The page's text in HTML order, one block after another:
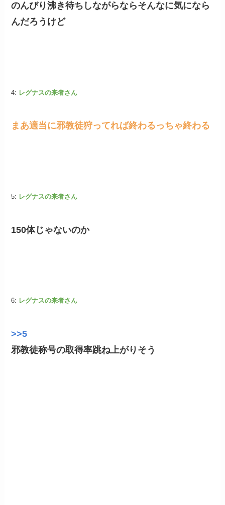
のんびり沸き待ちしながらならそんなに気になら
んだろうけど
4: レグナスの来者さん
まあ適当に邪教徒狩ってれば終わるっちゃ終わる
5: レグナスの来者さん
150体じゃないのか
6: レグナスの来者さん
>>5
邪教徒称号の取得率跳ね上がりそう